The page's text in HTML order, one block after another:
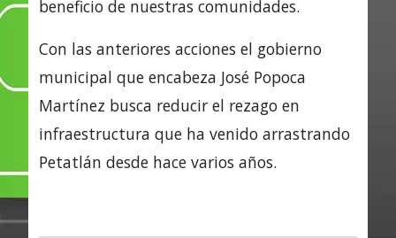
beneficio de nuestras comunidades.
Con las anteriores acciones el gobierno
municipal que encabeza José Popoca
Martínez busca reducir el rezago en
infraestructura que ha venido arrastrando
Petatlán desde hace varios años.